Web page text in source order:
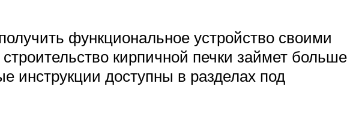
функциональное устройство своими
кирпичной печки займет больше
инструкции доступны в разделах под